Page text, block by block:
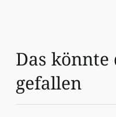
Das
gefallen